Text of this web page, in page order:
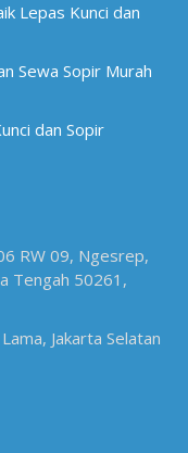
Lepas Kunci dan
Sewa Sopir Murah
dan Sopir
RW 09, Ngesrep,
Tengah 50261,
Jakarta Selatan